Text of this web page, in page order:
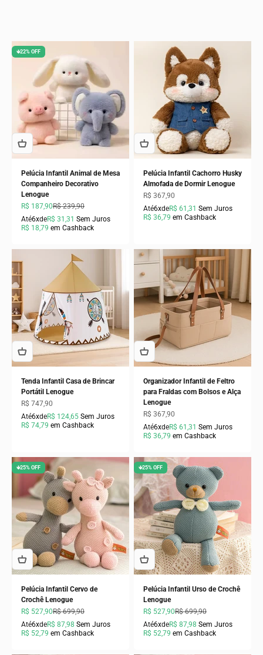
🡻22% OFF
Pelúcia Infantil Animal de Mesa
Companheiro Decorativo
Lenogue
Preço promocional
R$ 187,90Preço normal
R$ 239,90
Até6xdeR$ 31,31 Sem Juros
R$ 18,79 em Cashback
Pelúcia Infantil Cachorro Husky
Almofada de Dormir Lenogue
Preço promocional
R$ 367,90
Até6xdeR$ 61,31 Sem Juros
R$ 36,79 em Cashback
Tenda Infantil Casa de Brincar
Portátil Lenogue
Preço promocional
R$ 747,90
Até6xdeR$ 124,65 Sem Juros
R$ 74,79 em Cashback
Organizador Infantil de Feltro
para Fraldas com Bolsos e Alça
Lenogue
Preço promocional
R$ 367,90
Até6xdeR$ 61,31 Sem Juros
R$ 36,79 em Cashback
🡻25% OFF
Pelúcia Infantil Cervo de
Crochê Lenogue
Preço promocional
R$ 527,90Preço normal
R$ 699,90
Até6xdeR$ 87,98 Sem Juros
R$ 52,79 em Cashback
🡻25% OFF
Pelúcia Infantil Urso de Crochê
Lenogue
Preço promocional
R$ 527,90Preço normal
R$ 699,90
Até6xdeR$ 87,98 Sem Juros
R$ 52,79 em Cashback